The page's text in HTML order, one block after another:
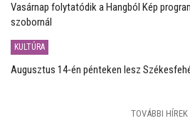
Vasárnap folytatódik a Hangból Kép
szobornál
KULTÚRA
Augusztus 14-én pénteken lesz
TOVÁBBI HÍREK